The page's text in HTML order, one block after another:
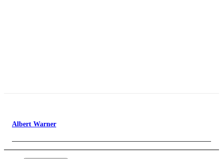
Albert Warner